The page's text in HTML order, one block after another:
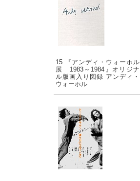
15 『アンディ・ウォーホル
展 1983～1984』オリジナ
ル版画入り図録 アンディ・
ウォーホル